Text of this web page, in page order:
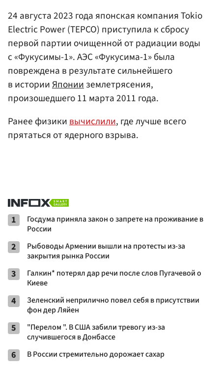
24 августа 2023 года японская компания Tokio
Electric Power (TEPCO) приступила к сбросу
первой партии очищенной от радиации воды
с «Фукусимы-1». АЭС «Фукусима-1» была
повреждена в результате сильнейшего
в историиЯпонииземлетрясения,
произошедшего 11 марта 2011 года.
Ранее физикивычислили, где лучше всего
прятаться от ядерного взрыва.
1
Госдума приняла закон о запрете на проживание в
России
2
Рыбоводы Армении вышли на протесты из-за
закрытия рынка России
3
Галкин* потерял дар речи после слов Пугачевой о
Киеве
4
Зеленский неприлично повел cебя в присутствии
фон дер Ляйен
5
"Перелом ". В США забили тревогу из-за
случившегося в Донбассе
6 В России стремительно дорожает сахар